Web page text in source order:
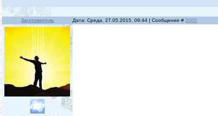
Заготовитель Дата: Среда, 27.05.2015, 09:44 | Сообщение #2005